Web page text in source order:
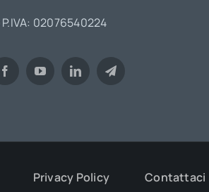
P.IVA: 02076540224
Privacy Policy Contattaci